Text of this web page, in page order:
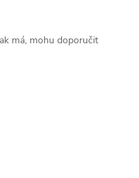
má, mohu doporučit